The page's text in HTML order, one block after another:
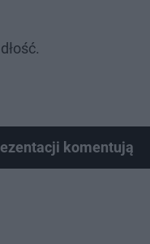
komentują